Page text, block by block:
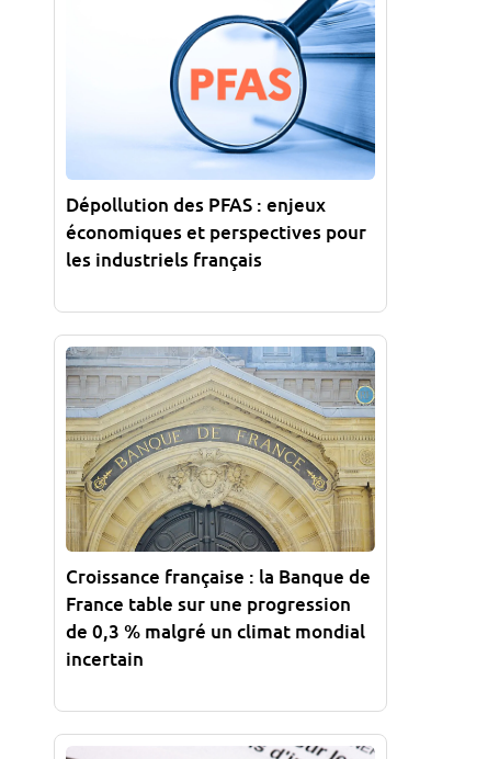
Dépollution des PFAS : enjeux
économiques et perspectives pour
les industriels français
Croissance française : la Banque de
France table sur une progression
de 0,3 % malgré un climat mondial
incertain